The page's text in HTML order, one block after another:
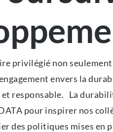
privilégié non
envers la
responsable. La
pour inspirer nos
des politiques mises en